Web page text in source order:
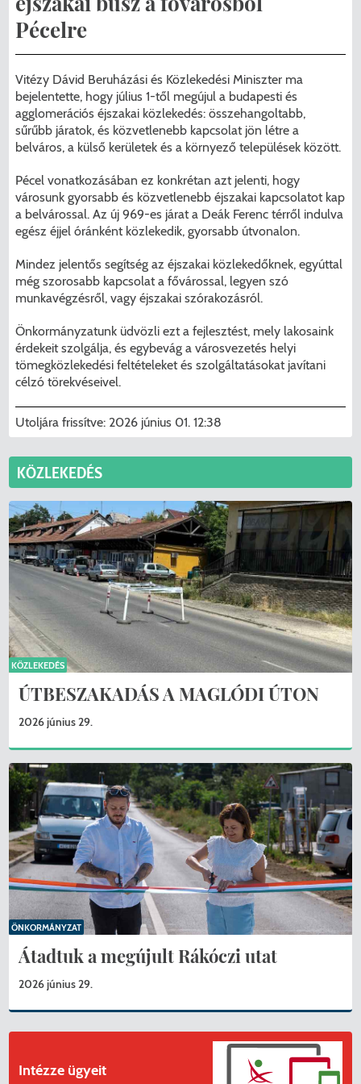
Pécel Város Önkormányzata ASP
Központhoz való csatlakozása
Péceli Polgármesteri Hivatal energetikai
korszerűsítése
korszerűsítése Pécelen II. ütem
Pécel Város Önkormányzata 250 000
000 Ft értékű támogatást nyert az
alábbi projekt vonatkozásában.
Menzakártya/Applikáció
Kedvezmények/Diéta/Allergia
Nyomtatványok
Étkezési térítési díjak
2025/2026. tanév
Pécelre
Vitézy Dávid Beruházási és Közlekedési Miniszter ma
bejelentette, hogy július 1-től megújul a budapesti és
agglomerációs éjszakai közlekedés: összehangoltabb,
sűrűbb járatok, és közvetlenebb kapcsolat jön létre a
belváros, a külső kerületek és a környező települések között.
Pécel vonatkozásában ez konkrétan azt jelenti, hogy
városunk gyorsabb és közvetlenebb éjszakai kapcsolatot kap
a belvárossal. Az új 969-es járat a Deák Ferenc térről indulva
egész éjjel óránként közlekedik, gyorsabb útvonalon.
Mindez jelentős segítség az éjszakai közlekedőknek, egyúttal
még szorosabb kapcsolat a fővárossal, legyen szó
munkavégzésről, vagy éjszakai szórakozásról.
Önkormányzatunk üdvözli ezt a fejlesztést, mely lakosaink
érdekeit szolgálja, és egybevág a városvezetés helyi
tömegközlekedési feltételeket és szolgáltatásokat javítani
célzó törekvéseivel.
Utoljára frissítve: 2026 június 01. 12:38
KÖZLEKEDÉS
ÚTBESZAKADÁS A MAGLÓDI ÚTON
2026 június 29.
KÖZLEKEDÉS
Átadtuk a megújult Rákóczi utat
2026 június 29.
ÖNKORMÁNYZAT
Intézze ügyeit